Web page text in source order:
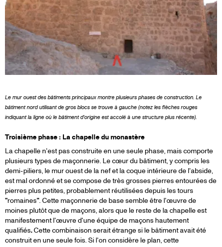
Le mur ouest des bâtiments principaux montre plusieurs phases de construction. Le
bâtiment nord utilisant de gros blocs se trouve à gauche (notez les flèches rouges
indiquant la ligne où le bâtiment d'origine est accolé à une structure plus récente).
Troisième phase : La chapelle du monastère
La chapelle n'est pas construite en une seule phase, mais comporte
plusieurs types de maçonnerie. Le cœur du bâtiment, y compris les
demi-piliers, le mur ouest de la nef et la coque intérieure de l'abside,
est mal ordonné et se compose de très grosses pierres entourées de
pierres plus petites, probablement réutilisées depuis les tours
"romaines". Cette maçonnerie de base semble être l'œuvre de
moines plutôt que de maçons, alors que le reste de la chapelle est
manifestement l'œuvre d'une équipe de maçons hautement
qualifiés.Cette combinaison serait étrange si le bâtiment avait été
construit en une seule fois. Si l'on considère le plan, cette